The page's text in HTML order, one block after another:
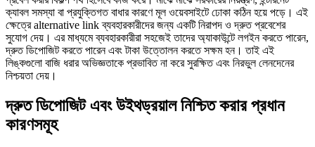
ক্যাবল সমস্যা বা প্রযুক্তিগত বাধার কারণে মূল ওয়েবসাইটে ঢোকা কঠিন হয়ে পড়ে। এই
ক্ষেত্রে alternative link ব্যবহারকারীদের জন্য একটি নিরাপদ ও দ্রুত প্রবেশের
সুযোগ দেয়। এর মাধ্যমে ব্যবহারকারীরা সহজেই তাদের অ্যাকাউন্টে লগইন করতে পারেন,
দ্রুত ডিপোজিট করতে পারেন এবং টাকা উত্তোলন করতে সক্ষম হন। তাই এই
লিঙ্কগুলো বাজি ধরার অভিজ্ঞতাকে প্রভাবিত না করে সুরক্ষিত এবং নিরভুল লেনদেনের
নিশ্চয়তা দেয়।
দ্রুত ডিপোজিট এবং উইথড্রয়াল নিশ্চিত করার প্রধান
কারণসমূহ